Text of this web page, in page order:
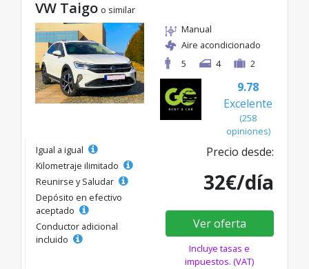
VW Taigo o similar
Manual
Aire acondicionado
5
4 2
9.78
Excelente
(258
opiniones)
Igual a igual
Kilometraje ilimitado
Reunirse y Saludar
Depósito en efectivo
aceptado
Conductor adicional
incluido
Precio desde:
32€/día
Ver oferta
Incluye tasas e
impuestos. (VAT)